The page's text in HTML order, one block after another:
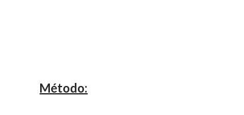
Método: